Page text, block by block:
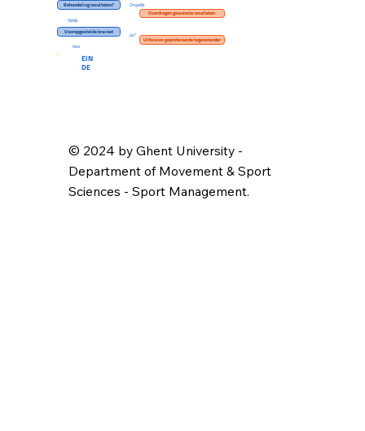
Behandeling resultaten?
Vooropgestelde bracket
EIN
DE
Gelijk
Nee
Ongelijk
Overdragen gewenste resultaten
Ja?
Uitkiezen geprefereerde tegenstander
© 2024 by Ghent University -
Department of Movement & Sport
Sciences - Sport Management.